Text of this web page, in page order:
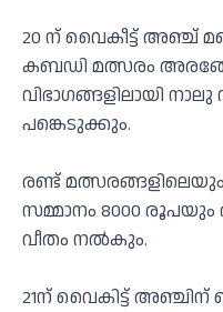
20 ന് വൈകീട്ട് അഞ്ച്
കബഡി മത്സരം
വിഭാഗങ്ങളിലായി
പങ്കെടുക്കും.
രണ്ട്
സമ്മാനം 8000 രൂപയും
വീതം നൽകും.
21ന് വൈകിട്ട് അഞ്ചിന്‌